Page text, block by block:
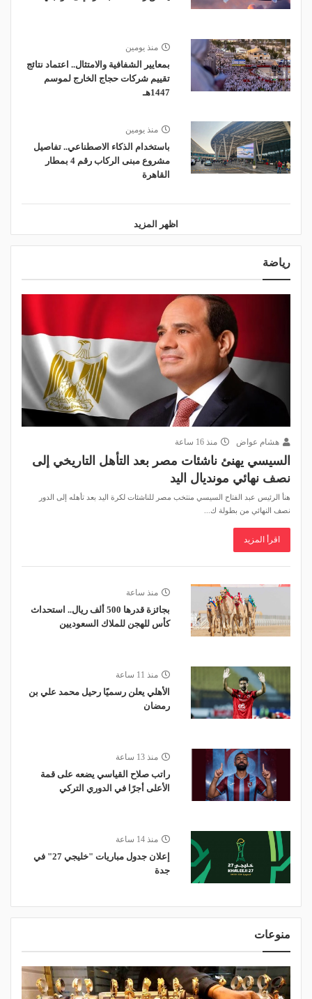
منذ يومين
بمعايير الشفافية والامتثال.. اعتماد نتائج
تقييم شركات حجاج الخارج لموسم
1447هـ
منذ يومين
باستخدام الذكاء الاصطناعي.. تفاصيل
مشروع مبنى الركاب رقم 4 بمطار
القاهرة
اظهر المزيد
رياضة
هشام عواض منذ 16 ساعة
السيسي يهنئ ناشئات مصر بعد التأهل التاريخي إلى
نصف نهائي مونديال اليد
هنأ الرئيس عبد الفتاح السيسي منتخب مصر للناشئات لكرة اليد بعد تأهله إلى الدور
نصف النهائي من بطولة ك...
اقرأ المزيد
منذ ساعة
بجائزة قدرها 500 ألف ريال.. استحداث
كأس للهجن للملاك السعوديين
منذ 11 ساعة
الأهلي يعلن رسميًا رحيل محمد علي بن
رمضان
منذ 13 ساعة
راتب صلاح القياسي يضعه على قمة
الأعلى أجرًا في الدوري التركي
منذ 14 ساعة
إعلان جدول مباريات "خليجي 27" في
جدة
منوعات